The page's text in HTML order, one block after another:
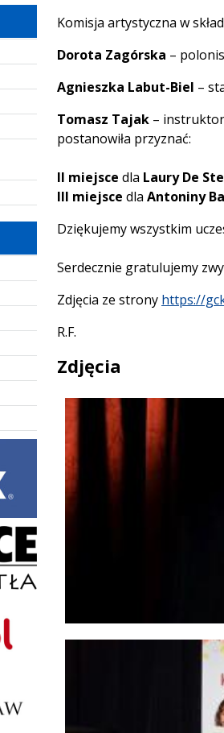
Komisja artystyczna w
Dorota Zagórska –
Agnieszka Labut-Biel –
Tomasz Tajak –
postanowiła przyznać:
II miejsce dla Laury De
III miejsce dla Antoniny
Dziękujemy wszystkim
Serdecznie gratulujemy
Zdjęcia ze strony https://
R.F.
Zdjęcia